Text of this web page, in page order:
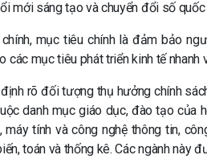
mới sáng tạo và chuyển đổi số quốc
mục tiêu chính là đảm bảo
các mục tiêu phát triển kinh tế
rõ đối tượng thụ hưởng chính
danh mục giáo dục, đào tạo của
máy tính và công nghệ thông tin,
toán và thống kê. Các ngành này